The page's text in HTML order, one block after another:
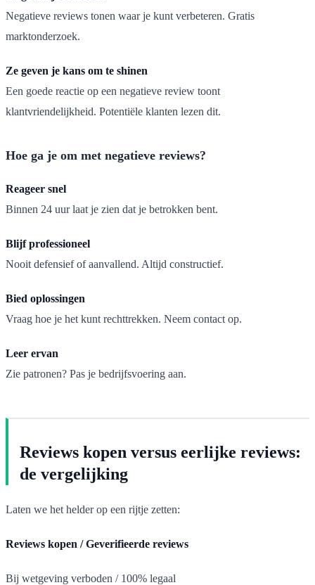
Negatieve reviews tonen waar je kunt verbeteren. Gratis
marktonderzoek.
Ze geven je kans om te shinen
Een goede reactie op een negatieve review toont
klantvriendelijkheid. Potentiële klanten lezen dit.
Hoe ga je om met negatieve reviews?
Reageer snel
Binnen 24 uur laat je zien dat je betrokken bent.
Blijf professioneel
Nooit defensief of aanvallend. Altijd constructief.
Bied oplossingen
Vraag hoe je het kunt rechttrekken. Neem contact op.
Leer ervan
Zie patronen? Pas je bedrijfsvoering aan.
Reviews kopen versus eerlijke reviews:
de vergelijking
Laten we het helder op een rijtje zetten:
Reviews kopen / Geverifieerde reviews
Bij wetgeving verboden / 100% legaal